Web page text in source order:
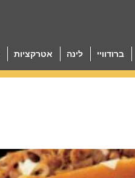
ברודוויי לינה אטרקציות